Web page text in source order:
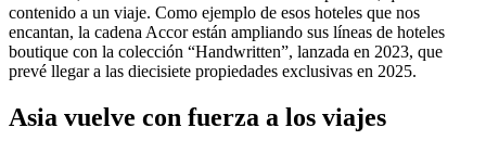
contenido a un viaje. Como ejemplo de esos hoteles que nos
encantan, la cadena Accor están ampliando sus líneas de hoteles
boutique con la colección “Handwritten”, lanzada en 2023, que
prevé llegar a las diecisiete propiedades exclusivas en 2025.
Asia vuelve con fuerza a los viajes